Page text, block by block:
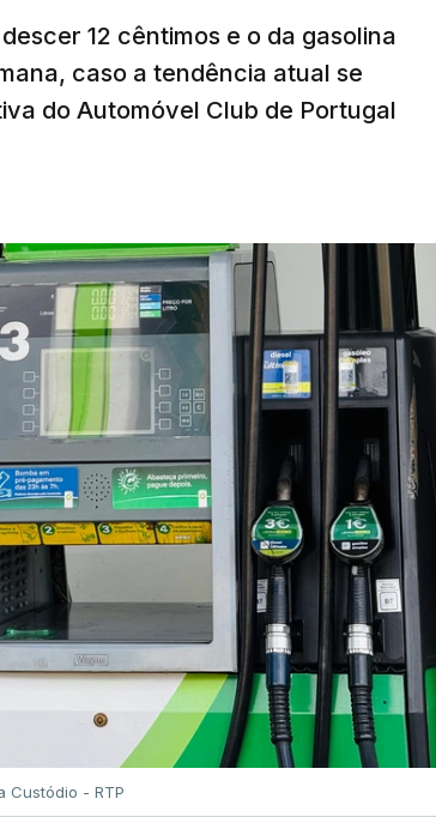
12 cêntimos e o da gasolina
caso a tendência atual se
do Automóvel Club de Portugal
Custódio - RTP